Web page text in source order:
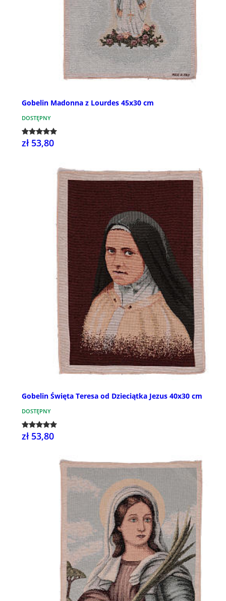
Gobelin Madonna z Lourdes 45x30 cm
DOSTĘPNY
zł 53,80
Gobelin Święta Teresa od Dzieciątka Jezus 40x30 cm
DOSTĘPNY
zł 53,80